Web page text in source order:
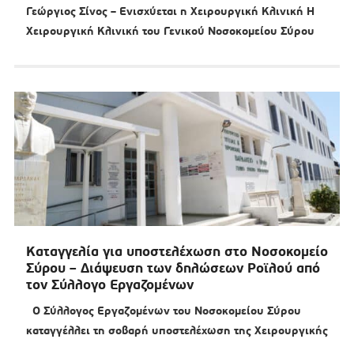
Γεώργιος Σίνος – Ενισχύεται η Χειρουργική Κλινική Η
Χειρουργική Κλινική του Γενικού Νοσοκομείου Σύρου
Καταγγελία για υποστελέχωση στο Νοσοκομείο
Σύρου – Διάψευση των δηλώσεων Ροϊλού από
τον Σύλλογο Εργαζομένων
Ο Σύλλογος Εργαζομένων του Νοσοκομείου Σύρου
καταγγέλλει τη σοβαρή υποστελέχωση της Χειρουργικής